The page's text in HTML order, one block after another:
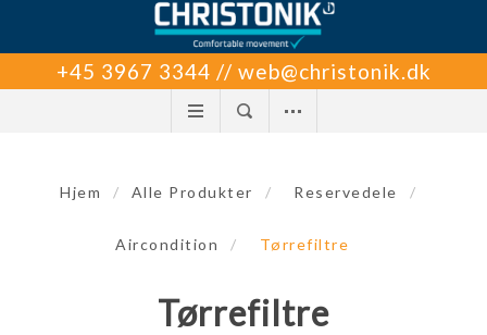
+45 3967 3344 // web@christonik.dk
Hjem / Alle Produkter / Reservedele /
Aircondition / Tørrefiltre
Tørrefiltre